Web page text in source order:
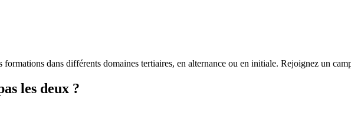
formations dans différents domaines tertiaires, en alternance ou en initiale. Rejoignez un
les deux ?